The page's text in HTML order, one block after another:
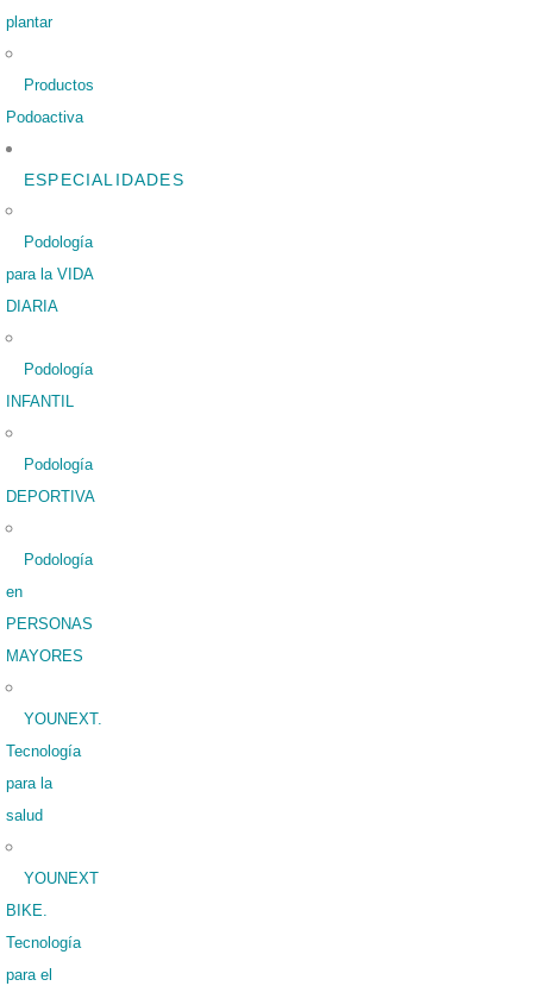
plantar
Productos
Podoactiva
ESPECIALIDADES
Podología
para la VIDA
DIARIA
Podología
INFANTIL
Podología
DEPORTIVA
Podología
en
PERSONAS
MAYORES
YOUNEXT.
Tecnología
para la
salud
YOUNEXT
BIKE.
Tecnología
para el